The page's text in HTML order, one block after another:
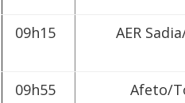
09h15 AER
09h55 Afeto/